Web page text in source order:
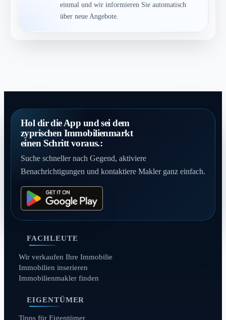
einmal und wir informieren Sie automatisch
über neue Angebote.
Hol dir die App und sei dem
zyprischen Immobilienmarkt
einen Schritt voraus.:
Suche schneller nach Gegend, aktiviere
Benachrichtigungen und kontaktiere Makler ganz einfach.
FACHLEUTE
Wir verkaufen Ihre Immobilie
Immobilien inserieren
Immobilienmakler finden
EIGENTÜMER
Tipps für Eigentümer